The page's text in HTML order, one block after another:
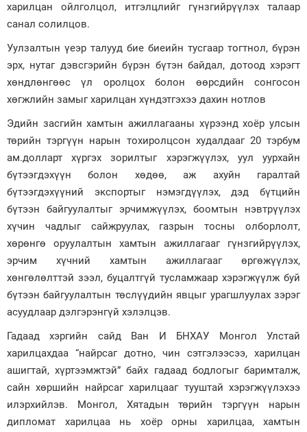
харилцан ойлголцол, итгэлцлийг гүнзгийрүүлэх талаар
санал солилцов.
Уулзалтын үеэр талууд бие биеийн тусгаар тогтнол, бүрэн
эрх, нутаг дэвсгэрийн бүрэн бүтэн байдал, дотоод хэрэгт
хөндлөнгөөс үл оролцох болон өөрсдийн сонгосон
хөгжлийн замыг харилцан хүндэтгэхээ дахин нотлов
Эдийн засгийн хамтын ажиллагааны хүрээнд хоёр улсын
төрийн тэргүүн нарын тохиролцсон худалдааг 20 тэрбум
ам.долларт хүргэх зорилтыг хэрэгжүүлэх, уул уурхайн
бүтээгдэхүүн болон хөдөө, аж ахуйн гаралтай
бүтээгдэхүүний экспортыг нэмэгдүүлэх, дэд бүтцийн
бүтээн байгуулалтыг эрчимжүүлэх, боомтын нэвтрүүлэх
хүчин чадлыг сайжруулах, газрын тосны олборлолт,
хөрөнгө оруулалтын хамтын ажиллагааг гүнзгийрүүлэх,
эрчим хүчний хамтын ажиллагааг өргөжүүлэх,
хөнгөлөлттэй зээл, буцалтгүй тусламжаар хэрэгжүүлж буй
бүтээн байгуулалтын төслүүдийн явцыг урагшлуулах зэрэг
асуудлаар дэлгэрэнгүй хэлэлцэв.
Гадаад хэргийн сайд Ван И БНХАУ Монгол Улстай
харилцахдаа “найрсаг дотно, чин сэтгэлээсээ, харилцан
ашигтай, хүртээмжтэй” байх гадаад бодлогыг баримталж,
сайн хөршийн найрсаг харилцааг тууштай хэрэгжүүлэхээ
илэрхийлэв. Монгол, Хятадын төрийн тэргүүн нарын
дипломат харилцаа нь хоёр орны харилцаа, хамтын